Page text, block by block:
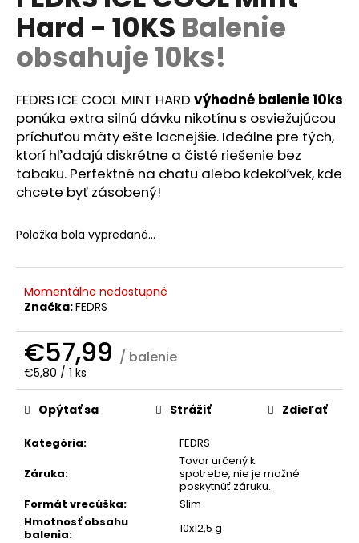
0,0
hviezdičiek.
Hard - 10KS Balenie
obsahuje 10ks!
FEDRS ICE COOL MINT HARD výhodné balenie 10ks
ponúka extra silnú dávku nikotínu s osviežujúcou
príchuťou mäty ešte lacnejšie. Ideálne pre tých,
ktorí hľadajú diskrétne a čisté riešenie bez
tabaku. Perfektné na chatu alebo kdekoľvek, kde
chcete byť zásobený!
Položka bola vypredaná…
Momentálne nedostupné
Značka:FEDRS
€57,99 / balenie
Jednotková
cena:
€5,80 / 1 ks
Kategória:
FEDRS
Záruka:
Tovar určený k
spotrebe, nie je možné
poskytnúť záruku.
Formát vrecúška:
Slim
Hmotnosť obsahu
balenia:
10x12,5 g
Opýtať sa Strážiť Zdieľať
á
j
s
?
HĽADAŤ
d
p
o
r
ú
č
a
e
SWITCH
CHERRY
€6,95